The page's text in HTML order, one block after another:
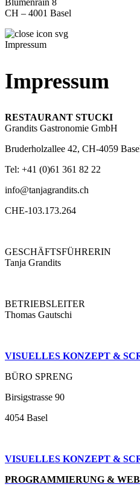
Blumenrain 8
CH – 4001 Basel
Impressum
Impressum
RESTAURANT STUCKI
Grandits Gastronomie GmbH
Bruderholzallee 42, CH-4059
Tel: +41 (0)61 361 82 22
info@tanjagrandits.ch
CHE-103.173.264
GESCHÄFTSFÜHRERIN
Tanja Grandits
BETRIEBSLEITER
Thomas Gautschi
VISUELLES KONZEPT &
BÜRO SPRENG
Birsigstrasse 90
4054 Basel
VISUELLES KONZEPT &
PROGRAMMIERUNG &